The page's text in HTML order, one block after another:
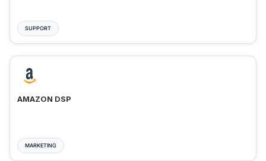
SUPPORT
AMAZON DSP
MARKETING